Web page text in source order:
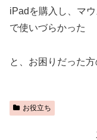
iPadを購入し、マ
で使いづらかった
と、お困りだった
お役立ち